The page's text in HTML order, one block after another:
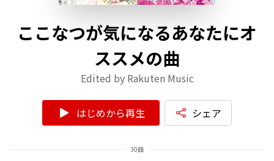
ここなつが気になるあなたにオ
ススメの曲
Edited by Rakuten Music
はじめから再生 シェア
30曲